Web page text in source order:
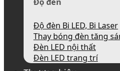
Độ đèn Bi LED, Bi Laser
Thay bóng đèn tăng
Đèn LED nội thất
Đèn LED trang trí